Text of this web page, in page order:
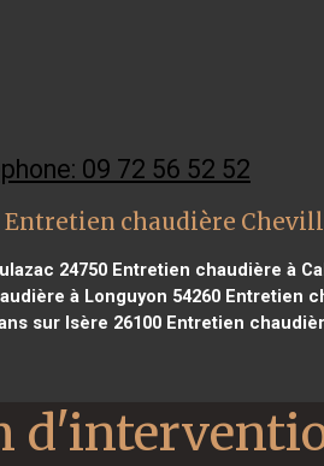
09 72 56 52 52
chaudière
24750Entretien chaudière à
à Longuyon 54260Entretien
sur Isère 26100Entretien